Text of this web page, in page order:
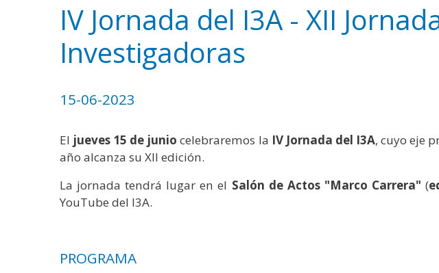
WhatsApp
Facebook
Bluesky
IV Jornada del I3A - XII
Investigadoras
15-06-2023
El jueves 15 de junio celebraremos la IV Jornada del I3A, cuyo eje
año alcanza su XII edición.
La jornada tendrá lugar en el Salón de Actos "Marco Carrera" (
YouTube del I3A.
PROGRAMA